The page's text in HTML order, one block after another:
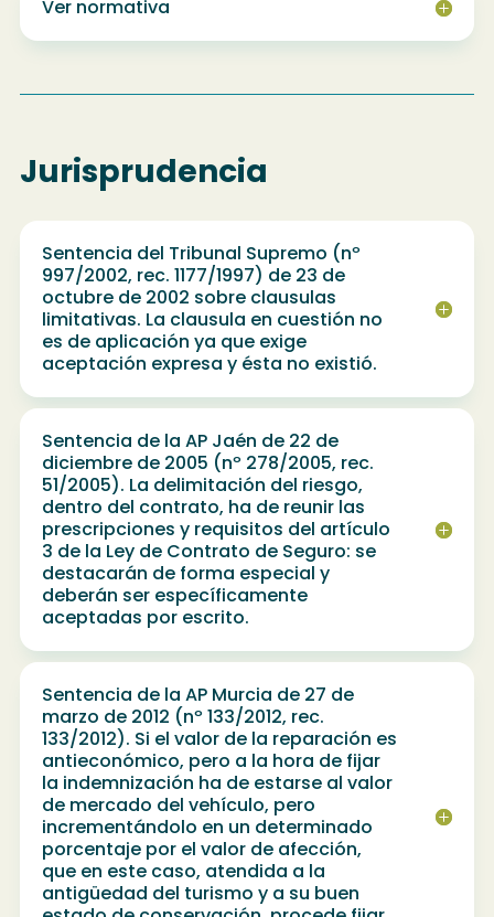
Ver normativa
Jurisprudencia
Sentencia del Tribunal Supremo (nº
997/2002, rec. 1177/1997) de 23 de
octubre de 2002 sobre clausulas
limitativas. La clausula en cuestión no
es de aplicación ya que exige
aceptación expresa y ésta no existió.
Sentencia de la AP Jaén de 22 de
diciembre de 2005 (nº 278/2005, rec.
51/2005). La delimitación del riesgo,
dentro del contrato, ha de reunir las
prescripciones y requisitos del artículo
3 de la Ley de Contrato de Seguro: se
destacarán de forma especial y
deberán ser específicamente
aceptadas por escrito.
Sentencia de la AP Murcia de 27 de
marzo de 2012 (nº 133/2012, rec.
133/2012). Si el valor de la reparación es
antieconómico, pero a la hora de fijar
la indemnización ha de estarse al valor
de mercado del vehículo, pero
incrementándolo en un determinado
porcentaje por el valor de afección,
que en este caso, atendida a la
antigüedad del turismo y a su buen